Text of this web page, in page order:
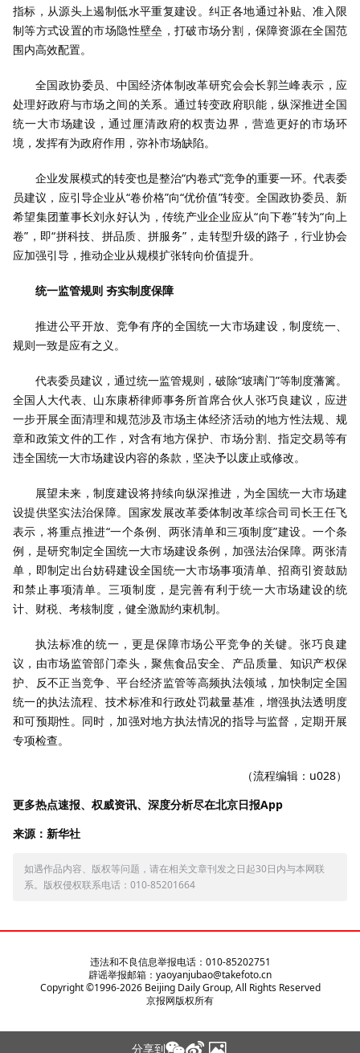
指标，从源头上遏制低水平重复建设。纠正各地通过补贴、准入限
制等方式设置的市场隐性壁垒，打破市场分割，保障资源在全国范
围内高效配置。
全国政协委员、中国经济体制改革研究会会长郭兰峰表示，应
处理好政府与市场之间的关系。通过转变政府职能，纵深推进全国
统一大市场建设，通过厘清政府的权责边界，营造更好的市场环
境，发挥有为政府作用，弥补市场缺陷。
企业发展模式的转变也是整治“内卷式”竞争的重要一环。代表委
员建议，应引导企业从“卷价格”向“优价值”转变。全国政协委员、新
希望集团董事长刘永好认为，传统产业企业应从“向下卷”转为“向上
卷”，即“拼科技、拼品质、拼服务”，走转型升级的路子，行业协会
应加强引导，推动企业从规模扩张转向价值提升。
统一监管规则 夯实制度保障
推进公平开放、竞争有序的全国统一大市场建设，制度统一、
规则一致是应有之义。
代表委员建议，通过统一监管规则，破除“玻璃门”等制度藩篱。
全国人大代表、山东康桥律师事务所首席合伙人张巧良建议，应进
一步开展全面清理和规范涉及市场主体经济活动的地方性法规、规
章和政策文件的工作，对含有地方保护、市场分割、指定交易等有
违全国统一大市场建设内容的条款，坚决予以废止或修改。
展望未来，制度建设将持续向纵深推进，为全国统一大市场建
设提供坚实法治保障。国家发展改革委体制改革综合司司长王任飞
表示，将重点推进“一个条例、两张清单和三项制度”建设。一个条
例，是研究制定全国统一大市场建设条例，加强法治保障。两张清
单，即制定出台妨碍建设全国统一大市场事项清单、招商引资鼓励
和禁止事项清单。三项制度，是完善有利于统一大市场建设的统
计、财税、考核制度，健全激励约束机制。
执法标准的统一，更是保障市场公平竞争的关键。张巧良建
议，由市场监管部门牵头，聚焦食品安全、产品质量、知识产权保
护、反不正当竞争、平台经济监管等高频执法领域，加快制定全国
统一的执法流程、技术标准和行政处罚裁量基准，增强执法透明度
和可预期性。同时，加强对地方执法情况的指导与监督，定期开展
专项检查。
（流程编辑：u028）
更多热点速报、权威资讯、深度分析尽在北京日报App
来源：新华社
如遇作品内容、版权等问题，请在相关文章刊发之日起30日内与本网联
系。版权侵权联系电话：010-85201664
分享到
违法和不良信息举报电话：010-85202751
辟谣举报邮箱：yaoyanjubao@takefoto.cn
Copyright ©1996-2026Beijing Daily Group, All Rights Reserved
京报网版权所有